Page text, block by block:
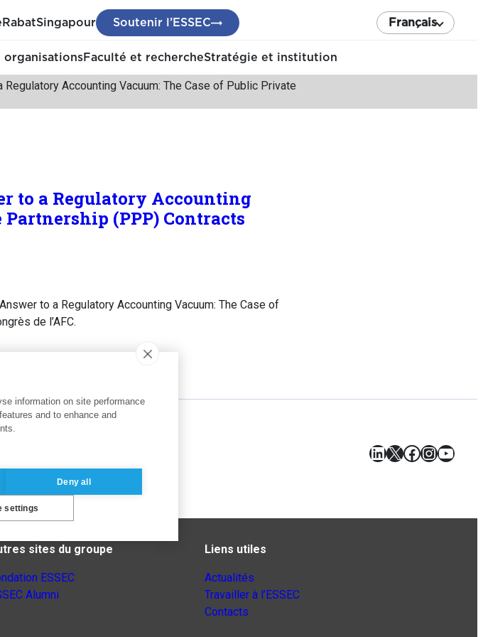
RabatSingapour Soutenir l’ESSEC Français
organisationsFaculté et rechercheStratégie et institution
Accounting Vacuum: The Case of Public Private
to a Regulatory Accounting
(PPP) Contracts
to a Regulatory Accounting Vacuum: The Case of
de l’AFC.
LinkedIn
X Facebook
sites du groupe
ESSEC
Alumni
Liens utiles
Actualités
Travailler à l’ESSEC
Contacts
information on site performance
and to enhance and
Deny all
settings